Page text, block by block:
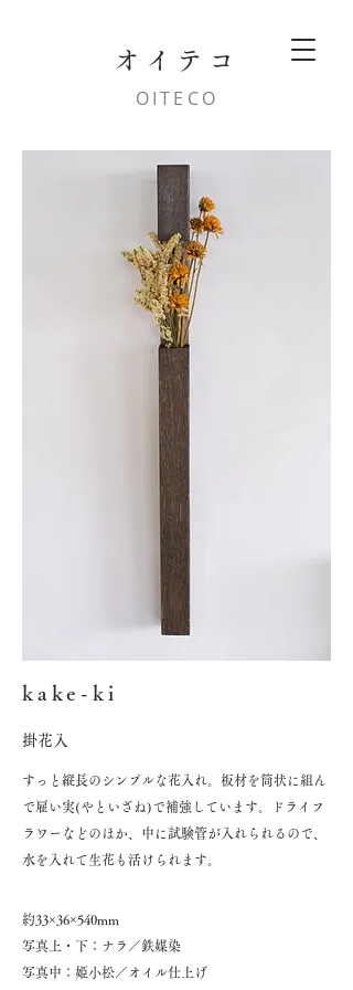
オイテコ
OITECO
kake-ki
​掛花入
​すっと縦長のシンプルな花入れ。板材を筒状に組ん
で雇い実(やといざね)で補強しています。ドライフ
ラワーなどのほか、中に試験管が入れられるので、
水を入れて生花も活けられます。
​約33×36×540mm
写真上・下：ナラ／鉄媒染
​写真中：姫小松／オイル仕上げ